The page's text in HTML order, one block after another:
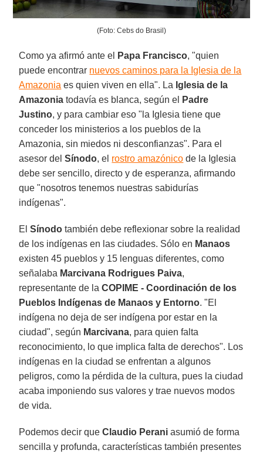
(Foto: Cebs do Brasil)
Como ya afirmó ante el Papa Francisco, "quien
puede encontrar nuevos caminos para la Iglesia de la
Amazonia es quien viven en ella". La Iglesia de la
Amazonia todavía es blanca, según el
Padre
Justino, y para cambiar eso "la Iglesia tiene que
conceder los ministerios a los pueblos de la
Amazonia, sin miedos ni desconfianzas". Para el
asesor delSínodo, el rostro amazónico de la Iglesia
debe ser sencillo, directo y de esperanza, afirmando
que "nosotros tenemos nuestras sabidurías
indígenas".
ElSínodo también debe reflexionar sobre la realidad
de los indígenas en las ciudades. Sólo en Manaos
existen 45 pueblos y 15 lenguas diferentes, como
señalaba Marcivana Rodrigues Paiva,
representante de laCOPIME - Coordinación de los
Pueblos Indígenas de Manaos y Entorno. "El
indígena no deja de ser indígena por estar en la
ciudad", según Marcivana, para quien falta
reconocimiento, lo que implica falta de derechos". Los
indígenas en la ciudad se enfrentan a algunos
peligros, como la pérdida de la cultura, pues la ciudad
acaba imponiendo sus valores y trae nuevos modos
de vida.
Podemos decir queClaudio Perani asumió de forma
sencilla y profunda, características también presentes